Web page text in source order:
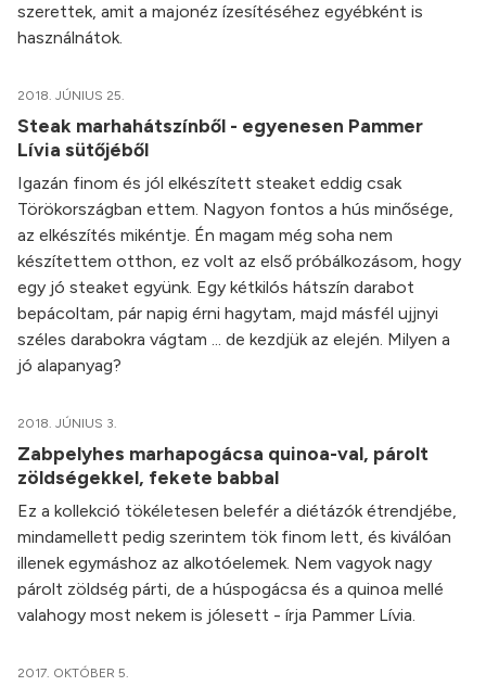
szerettek, amit a majonéz ízesítéséhez egyébként is
használnátok.
2018. JÚNIUS 25.
Steak marhahátszínből - egyenesen Pammer
Lívia sütőjéből
Igazán finom és jól elkészített steaket eddig csak
Törökországban ettem. Nagyon fontos a hús minősége,
az elkészítés mikéntje. Én magam még soha nem
készítettem otthon, ez volt az első próbálkozásom, hogy
egy jó steaket együnk. Egy kétkilós hátszín darabot
bepácoltam, pár napig érni hagytam, majd másfél ujjnyi
széles darabokra vágtam ... de kezdjük az elején. Milyen a
jó alapanyag?
2018. JÚNIUS 3.
Zabpelyhes marhapogácsa quinoa-val, párolt
zöldségekkel, fekete babbal
Ez a kollekció tökéletesen belefér a diétázók étrendjébe,
mindamellett pedig szerintem tök finom lett, és kiválóan
illenek egymáshoz az alkotóelemek. Nem vagyok nagy
párolt zöldség párti, de a húspogácsa és a quinoa mellé
valahogy most nekem is jólesett - írja Pammer Lívia.
2017. OKTÓBER 5.